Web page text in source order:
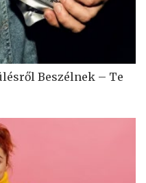
Beszélnek – Te